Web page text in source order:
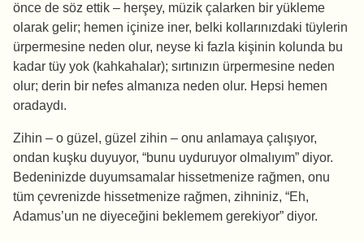
önce de söz ettik – herşey, müzik çalarken bir yükleme
olarak gelir; hemen içinize iner, belki kollarınızdaki tüylerin
ürpermesine neden olur, neyse ki fazla kişinin kolunda bu
kadar tüy yok (kahkahalar); sırtınızın ürpermesine neden
olur; derin bir nefes almanıza neden olur. Hepsi hemen
oradaydı.
Zihin – o güzel, güzel zihin – onu anlamaya çalışıyor,
ondan kuşku duyuyor, “bunu uyduruyor olmalıyım” diyor.
Bedeninizde duyumsamalar hissetmenize rağmen, onu
tüm çevrenizde hissetmenize rağmen, zihniniz, “Eh,
Adamus’un ne diyeceğini beklemem gerekiyor” diyor.